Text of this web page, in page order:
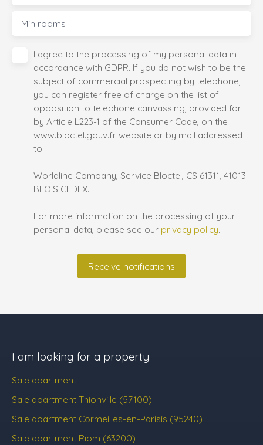
Min rooms
I agree to the processing of my personal data in
accordance with GDPR. If you do not wish to be the
subject of commercial prospecting by telephone,
you can register free of charge on the list of
opposition to telephone canvassing, provided for
by Article L223-1 of the Consumer Code, on the
www.bloctel.gouv.fr website or by mail addressed
to:
Worldline Company, Service Bloctel, CS 61311, 41013
BLOIS CEDEX.
For more information on the processing of your
personal data, please see our privacy policy.
Receive notifications
I am looking for a property
Sale apartment
Sale apartment Thionville (57100)
Sale apartment Cormeilles-en-Parisis (95240)
Sale apartment Riom (63200)